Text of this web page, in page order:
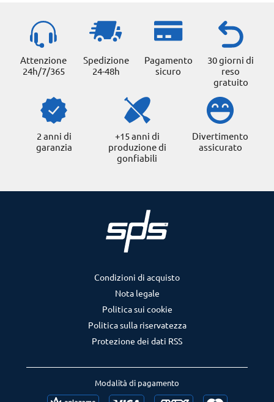
Attenzione
24h/7/365
Spedizione
24-48h
Pagamento
sicuro
30 giorni di
reso
gratuito
2 anni di
garanzia
+15 anni di
produzione di
gonfiabili
Divertimento
assicurato
Modalità di pagamento
Condizioni di acquisto
Nota legale
Politica sui cookie
Politica sulla riservatezza
Protezione dei dati RSS